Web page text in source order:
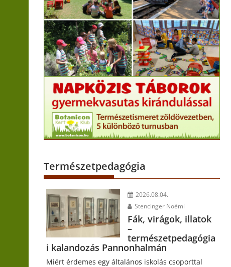
Természetpedagógia
2026.08.04.
Stencinger Noémi
Fák, virágok, illatok
–
természetpedagógia
i kalandozás Pannonhalmán
Miért érdemes egy általános iskolás csoporttal